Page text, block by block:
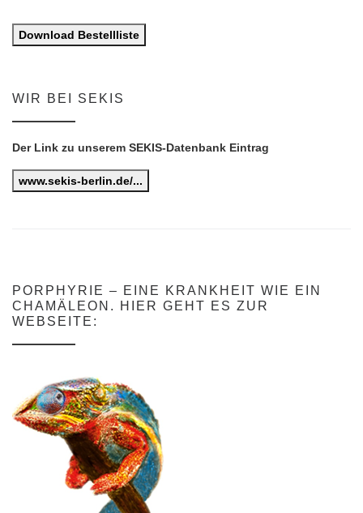
Download Bestellliste
WIR BEI SEKIS
Der Link zu unserem SEKIS-Datenbank Eintrag
www.sekis-berlin.de/...
PORPHYRIE – EINE KRANKHEIT WIE EIN
CHAMÄLEON. HIER GEHT ES ZUR
WEBSEITE: